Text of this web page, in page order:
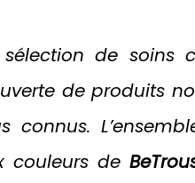
de soins
de produits
connus.
couleurs de